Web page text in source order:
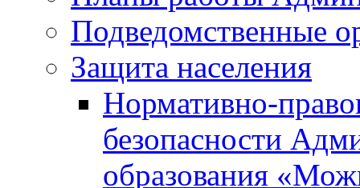
Подведомственные
Защита населения
Нормативно-
безопасности
образования